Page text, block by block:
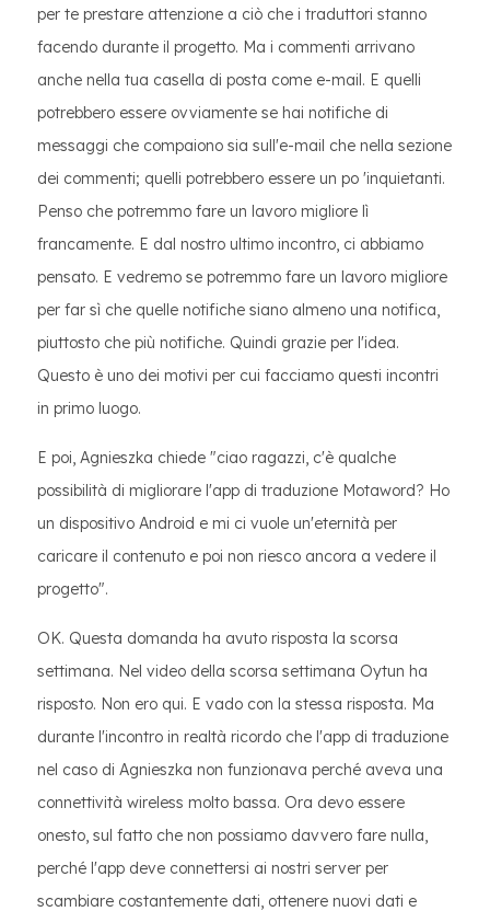
per te prestare attenzione a ciò che i traduttori stanno
facendo durante il progetto. Ma i commenti arrivano
anche nella tua casella di posta come e-mail. E quelli
potrebbero essere ovviamente se hai notifiche di
messaggi che compaiono sia sull'e-mail che nella sezione
dei commenti; quelli potrebbero essere un po 'inquietanti.
Penso che potremmo fare un lavoro migliore lì
francamente. E dal nostro ultimo incontro, ci abbiamo
pensato. E vedremo se potremmo fare un lavoro migliore
per far sì che quelle notifiche siano almeno una notifica,
piuttosto che più notifiche. Quindi grazie per l'idea.
Questo è uno dei motivi per cui facciamo questi incontri
in primo luogo.
E poi, Agnieszka chiede "ciao ragazzi, c'è qualche
possibilità di migliorare l'app di traduzione Motaword? Ho
un dispositivo Android e mi ci vuole un'eternità per
caricare il contenuto e poi non riesco ancora a vedere il
progetto".
OK. Questa domanda ha avuto risposta la scorsa
settimana. Nel video della scorsa settimana Oytun ha
risposto. Non ero qui. E vado con la stessa risposta. Ma
durante l'incontro in realtà ricordo che l'app di traduzione
nel caso di Agnieszka non funzionava perché aveva una
connettività wireless molto bassa. Ora devo essere
onesto, sul fatto che non possiamo davvero fare nulla,
perché l'app deve connettersi ai nostri server per
scambiare costantemente dati, ottenere nuovi dati e